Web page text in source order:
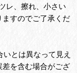
レ、擦れ、小さい
すのでご了承くだ
とは異なって見え
を含む場合がござ